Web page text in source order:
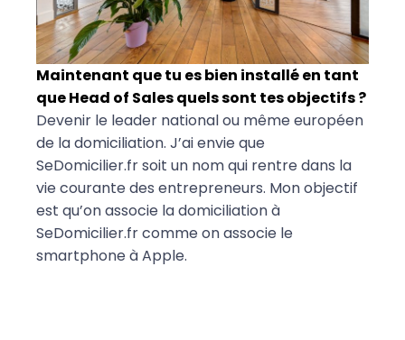
Maintenant que tu es bien installé en tant
que Head of Sales quels sont tes objectifs ?
Devenir le leader national ou même européen
de la domiciliation. J’ai envie que
SeDomicilier.fr soit un nom qui rentre dans la
vie courante des entrepreneurs. Mon objectif
est qu’on associe la domiciliation à
SeDomicilier.fr comme on associe le
smartphone à Apple.